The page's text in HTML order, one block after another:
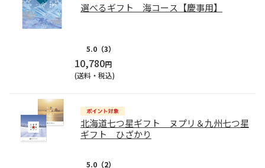
選べるギフト 海コース【慶事用】
5.0 （3）
10,780円
(送料・税込)
北海道七つ星ギフト ヌプリ＆九州七つ星
ギフト ひざかり
5.0 （2）